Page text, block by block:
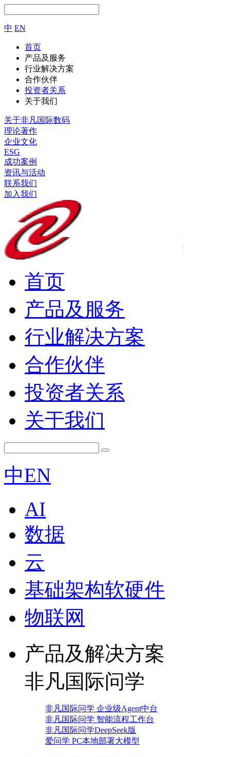
中 EN
首页
产品及服务
行业解决方案
合作伙伴
投资者关系
关于我们
关于非凡国际数码
理论著作
企业文化
ESG
成功案例
资讯与活动
联系我们
加入我们
首页
产品及服务
行业解决方案
合作伙伴
投资者关系
关于我们
中EN
AI
数据
云
基础架构软硬件
物联网
产品及解决方案
非凡国际问学
非凡国际问学 企业级Agent中台
非凡国际问学 智能流程工作台
非凡国际问学DeepSeek版
爱问学 PC本地部署大模型